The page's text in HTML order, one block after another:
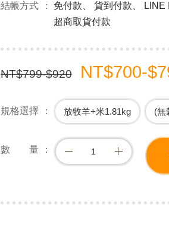
結帳方式
免付款、 貨到付款、 LINE
超商取貨付款
NT$799-$920 NT$700-
規格選擇 放牧羊+米1.81kg (無
數 量